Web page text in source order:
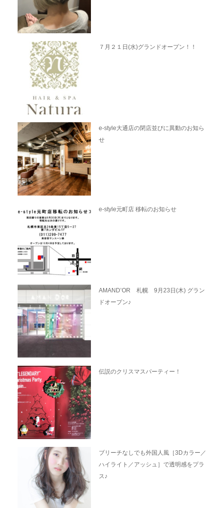
７月２１日(水)グランドオープン！！
e-style大通店の閉店並びに異動のお知ら
せ
e-style元町店 移転のお知らせ
AMAND’OR 札幌 9月23日(木) グラン
ドオープン♪
伝説のクリスマスパーティー！
ブリーチなしでも外国人風［3Dカラー／
ハイライト／アッシュ］で透明感をプラ
ス♪